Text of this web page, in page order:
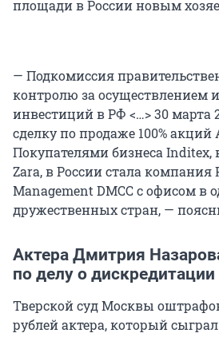
площади в России новым
— Подкомиссия
контролю за осуществлением
инвестиций в РФ <…> 30 марта
сделку по продаже 100% акций
Покупателями бизнеса
Zara, в России стала компания
Management DMCC с офисом в
дружественных стран, —
Актера Дмитрия
по делу о
Тверской суд Москвы
рублей актера, который